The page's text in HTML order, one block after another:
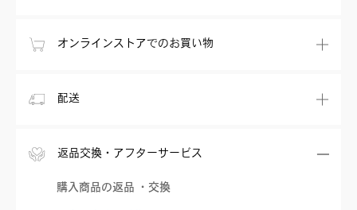
オンラインストアでのお買い物
配送
返品交換・アフターサービス
購入商品の返品 ・交換